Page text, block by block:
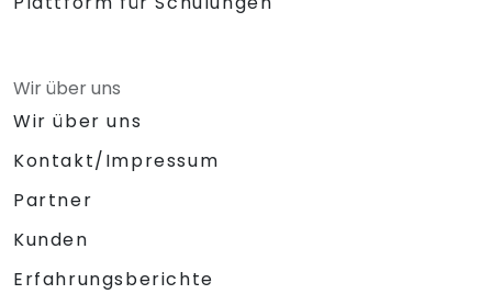
Wir über uns
Wir über uns
Kontakt/Impressum
Partner
Kunden
Erfahrungsberichte